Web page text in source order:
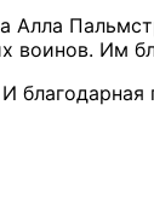
Алла
воинов. Им